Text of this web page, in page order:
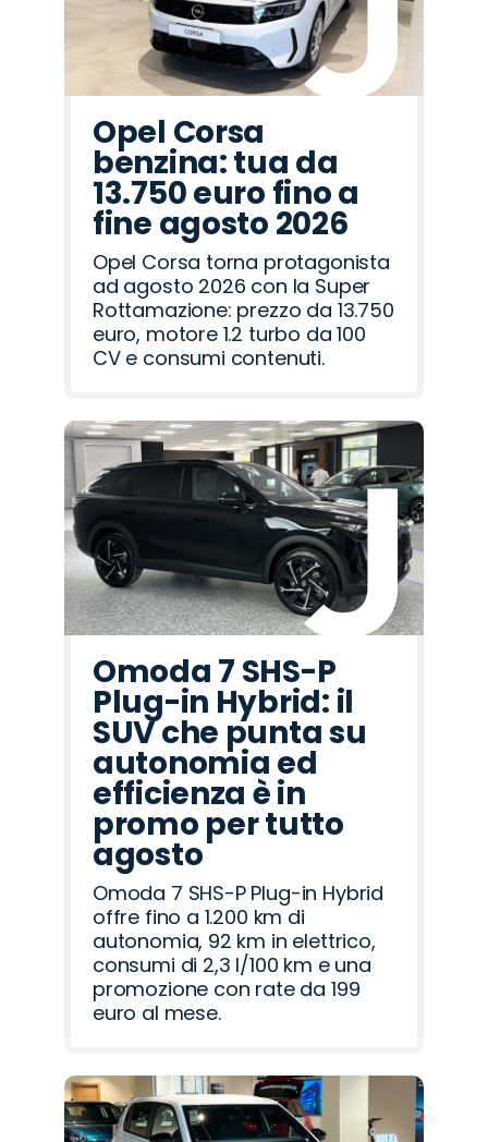
Opel Corsa
benzina: tua da
13.750 euro fino a
fine agosto 2026
Opel Corsa torna protagonista
ad agosto 2026 con la Super
Rottamazione: prezzo da 13.750
euro, motore 1.2 turbo da 100
CV e consumi contenuti.
Omoda 7 SHS-P
Plug-in Hybrid: il
SUV che punta su
autonomia ed
efficienza è in
promo per tutto
agosto
Omoda 7 SHS-P Plug-in Hybrid
offre fino a 1.200 km di
autonomia, 92 km in elettrico,
consumi di 2,3 l/100 km e una
promozione con rate da 199
euro al mese.